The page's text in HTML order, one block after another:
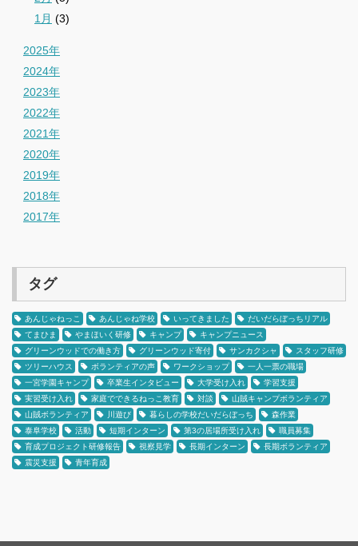
1月 (3)
2025年
2024年
2023年
2022年
2021年
2020年
2019年
2018年
2017年
タグ
あんじゃねっこ あんじゃね学校 いってきました
だいだらぼっちリアル
てまひま
やまほいく研修 キャンプ
キャンプニュース
グリーンウッドでの働き方
グリーンウッド寄付 サンカクシャ
スタッフ研修
ツリーハウス
ボランティアの声 ワークショップ
一人一票の職場
一宮学園キャンプ
卒業生インタビュー 大学受け入れ
学習支援
実習受け入れ
家庭でできるねっこ教育 対談
山賊キャンプボランティア
山賊ボランティア
川遊び 暮らしの学校だいだらぼっち
森作業
泰阜学校
活動 短期インターン 第3の居場所受け入れ
職員募集
育成プロジェクト研修報告
視察見学 長期インターン
長期ボランティア
震災支援
青年育成